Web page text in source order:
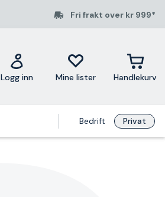
Fri frakt over kr 999*
Logg inn Mine lister Handlekurv
Bedrift Privat